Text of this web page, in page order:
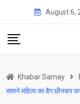
content
August 6,
Khabar Samay
सामने महिला का बैग छीनकर